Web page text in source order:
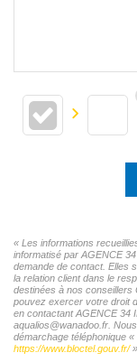
« Les informations
informatisé par AGENCE
demande de contact. Elles
la relation client dans le
destinées à nos conseillers
pouvez exercer votre droit
en contactant AGENCE 34
aqualios@wanadoo.fr.
démarchage téléphonique
https://www.bloctel.gouv.fr/»